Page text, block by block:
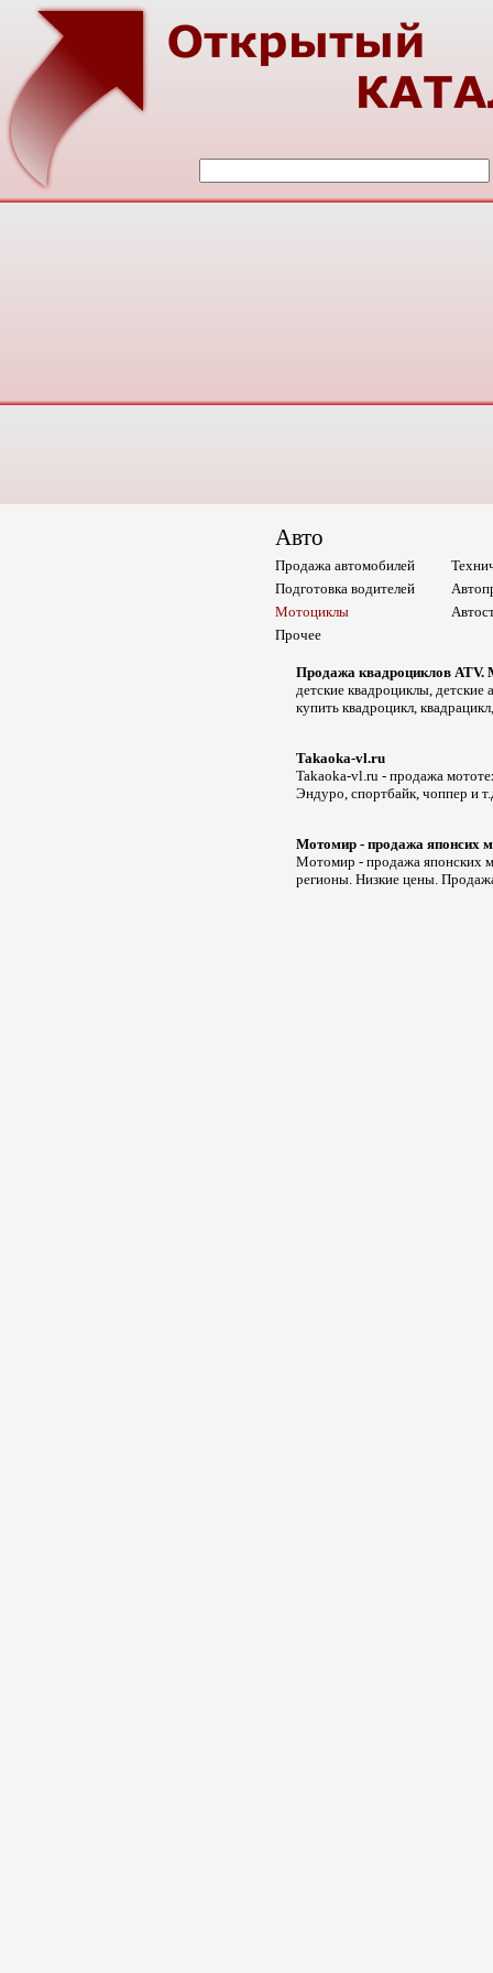
Авто
Продажа автомобилей
Подготовка водителей
Мотоциклы
Прочее
Продажа квадроциклов ATV.
детские квадроциклы,
купить квадроцикл,
Takaoka-vl.ru
Takaoka-vl.ru - продажа
Эндуро, спортбайк, чоппер и
Мотомир - продажа японсих
Мотомир - продажа японских
регионы. Низкие цены.